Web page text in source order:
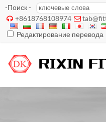
-Поиск -
 +8618768108974 
Редактирование перевода